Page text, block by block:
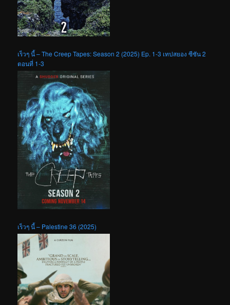
เร็วๆ นี้ – The Creep Tapes: Season 2 (2025) Ep. 1-3 เทปสยอง ซีซัน 2
ตอนที่ 1-3
เร็วๆ นี้ – Palestine 36 (2025)